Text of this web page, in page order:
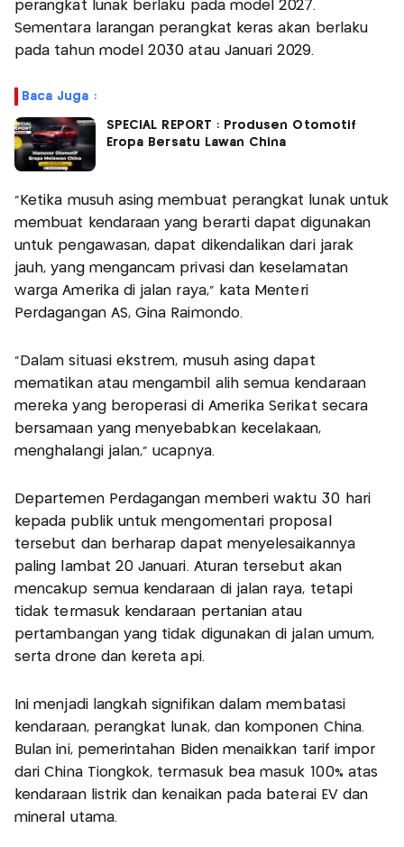
perangkat lunak berlaku pada model 2027.
Sementara larangan perangkat keras akan berlaku
pada tahun model 2030 atau Januari 2029.
Baca Juga :
SPECIAL REPORT : Produsen Otomotif
Eropa Bersatu Lawan China
"Ketika musuh asing membuat perangkat lunak untuk
membuat kendaraan yang berarti dapat digunakan
untuk pengawasan, dapat dikendalikan dari jarak
jauh, yang mengancam privasi dan keselamatan
warga Amerika di jalan raya," kata Menteri
Perdagangan AS, Gina Raimondo.
"Dalam situasi ekstrem, musuh asing dapat
mematikan atau mengambil alih semua kendaraan
mereka yang beroperasi di Amerika Serikat secara
bersamaan yang menyebabkan kecelakaan,
menghalangi jalan," ucapnya.
Departemen Perdagangan memberi waktu 30 hari
kepada publik untuk mengomentari proposal
tersebut dan berharap dapat menyelesaikannya
paling lambat 20 Januari. Aturan tersebut akan
mencakup semua kendaraan di jalan raya, tetapi
tidak termasuk kendaraan pertanian atau
pertambangan yang tidak digunakan di jalan umum,
serta drone dan kereta api.
Ini menjadi langkah signifikan dalam membatasi
kendaraan, perangkat lunak, dan komponen China.
Bulan ini, pemerintahan Biden menaikkan tarif impor
dari China Tiongkok, termasuk bea masuk 100% atas
kendaraan listrik dan kenaikan pada baterai EV dan
mineral utama.